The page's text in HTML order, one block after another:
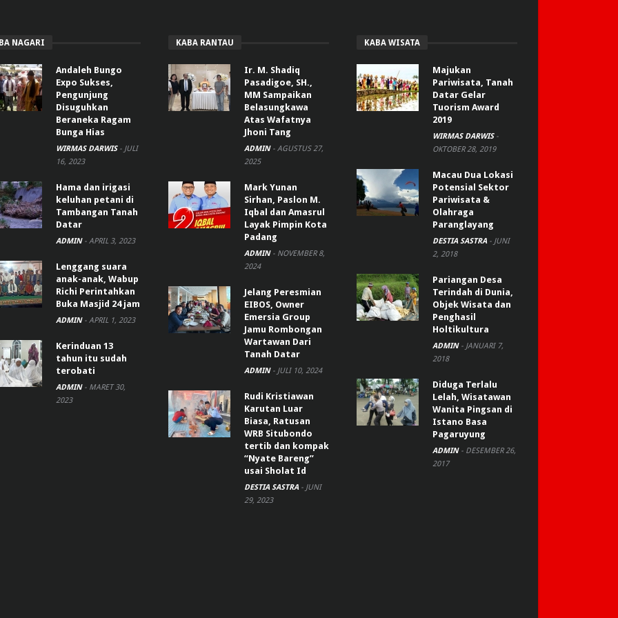
NAGARI
Andaleh Bungo
Expo Sukses,
Pengunjung
Disuguhkan
Beraneka Ragam
Bunga Hias
WIRMAS DARWIS - JULI
16, 2023
Hama dan irigasi
keluhan petani di
Tambangan Tanah
Datar
ADMIN - APRIL 3, 2023
Lenggang suara
anak-anak, Wabup
Richi Perintahkan
Buka Masjid 24 jam
ADMIN - APRIL 1, 2023
Kerinduan 13
tahun itu sudah
terobati
ADMIN - MARET 30,
2023
KABA RANTAU
Ir. M. Shadiq
Pasadigoe, SH.,
MM Sampaikan
Belasungkawa
Atas Wafatnya
Jhoni Tang
ADMIN - AGUSTUS 27,
2025
Mark Yunan
Sirhan, Paslon M.
Iqbal dan Amasrul
Layak Pimpin Kota
Padang
ADMIN - NOVEMBER 8,
2024
Jelang Peresmian
EIBOS, Owner
Emersia Group
Jamu Rombongan
Wartawan Dari
Tanah Datar
ADMIN - JULI 10, 2024
Rudi Kristiawan
Karutan Luar
Biasa, Ratusan
WRB Situbondo
tertib dan kompak
“Nyate Bareng”
usai Sholat Id
DESTIA SASTRA - JUNI
29, 2023
KABA WISATA
Majukan
Pariwisata, Tanah
Datar Gelar
Tuorism Award
2019
WIRMAS DARWIS -
OKTOBER 28, 2019
Macau Dua Lokasi
Potensial Sektor
Pariwisata &
Olahraga
Paranglayang
DESTIA SASTRA - JUNI
2, 2018
Pariangan Desa
Terindah di Dunia,
Objek Wisata dan
Penghasil
Holtikultura
ADMIN - JANUARI 7,
2018
Diduga Terlalu
Lelah, Wisatawan
Wanita Pingsan di
Istano Basa
Pagaruyung
ADMIN - DESEMBER 26,
2017